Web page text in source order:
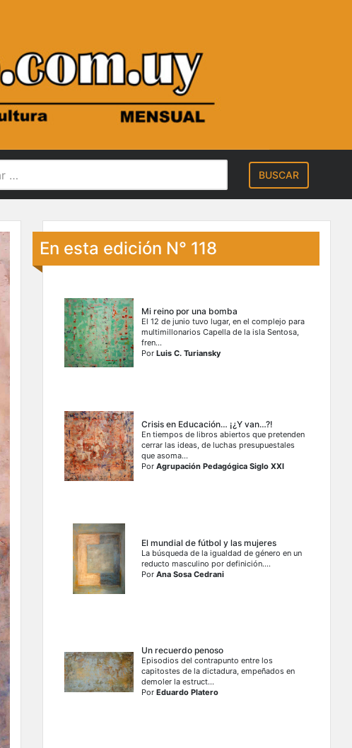
En esta edición N° 118
Mi reino por una bomba
El 12 de junio tuvo lugar, en el complejo para
multimillonarios Capella de la isla Sentosa,
fren...
PorLuis C. Turiansky
Crisis en Educación… ¡¿Y van…?!
En tiempos de libros abiertos que pretenden
cerrar las ideas, de luchas presupuestales
que asoma...
PorAgrupación Pedagógica Siglo XXI
El mundial de fútbol y las mujeres
La búsqueda de la igualdad de género en un
reducto masculino por definición....
PorAna Sosa Cedrani
Un recuerdo penoso
Episodios del contrapunto entre los
capitostes de la dictadura, empeñados en
demoler la estruct...
PorEduardo Platero